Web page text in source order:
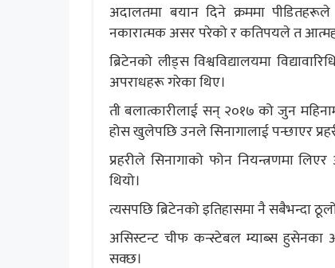
अदालतमा बयान दिने क्रममा
नकारात्मक असर परेको र कतिपयले त
ब्रिटेनको लीड्स विश्वविद्यालयमा
अपराधहरू गरेका थिए।
ती बलात्कारीलाई सन् २०१७ को जुन
होस खुलेपछि उनले सिनागालाई पन्छाएर
प्रहरीले सिनागाको फोन नियन्त्रणमा
थियो।
त्यसपछि ब्रिटेनको इतिहासमा नै सबैभन्दा
असिस्टन्ट चीफ कन्स्टेबल म्याब्स हुसेनका
सक्छ।